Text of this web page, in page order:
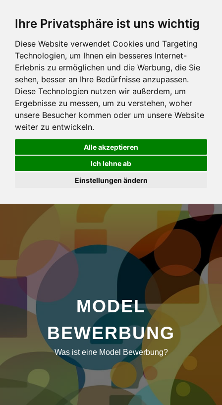
Ihre Privatsphäre ist uns wichtig
Diese Website verwendet Cookies und Targeting
Technologien, um Ihnen ein besseres Internet-
Erlebnis zu ermöglichen und die Werbung, die Sie
sehen, besser an Ihre Bedürfnisse anzupassen.
Diese Technologien nutzen wir außerdem, um
Ergebnisse zu messen, um zu verstehen, woher
unsere Besucher kommen oder um unsere Website
weiter zu entwickeln.
Alle akzeptieren
Ich lehne ab
Einstellungen ändern
MODEL
BEWERBUNG
Was ist eine Model Bewerbung?